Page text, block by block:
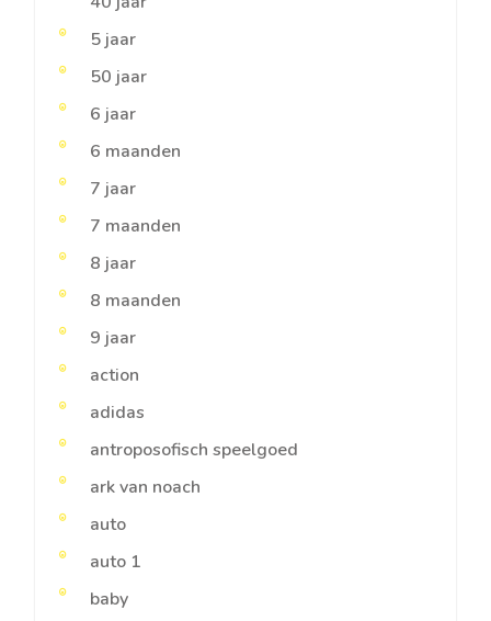
5 jaar
50 jaar
6 jaar
6 maanden
7 jaar
7 maanden
8 jaar
8 maanden
9 jaar
action
adidas
antroposofisch speelgoed
ark van noach
auto
auto 1
baby